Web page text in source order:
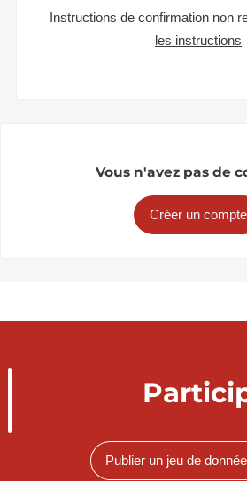
Instructions de confirmation non
les instructions
Vous n'avez pas de
Créer un compte
Publier un jeu de